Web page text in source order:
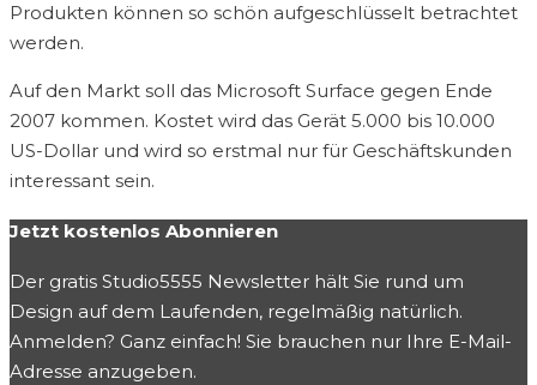
Produkten können so schön aufgeschlüsselt betrachtet
werden.
Auf den Markt soll das Microsoft Surface gegen Ende
2007 kommen. Kostet wird das Gerät 5.000 bis 10.000
US-Dollar und wird so erstmal nur für Geschäftskunden
interessant sein.
Jetzt kostenlos Abonnieren
Der gratis Studio5555 Newsletter hält Sie rund um
Design auf dem Laufenden, regelmäßig natürlich.
Anmelden? Ganz einfach! Sie brauchen nur Ihre E-Mail-
Adresse anzugeben.